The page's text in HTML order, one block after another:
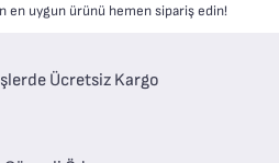
en uygun ürünü hemen sipariş edin!
Ücretsiz Kargo